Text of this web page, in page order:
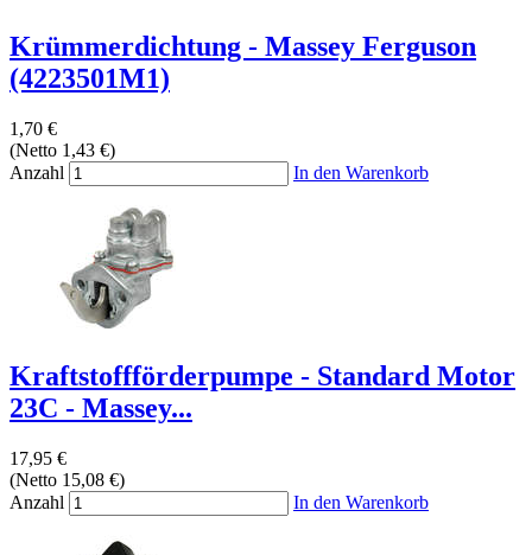
Krümmerdichtung - Massey Ferguson
(4223501M1)
1,70 €
(Netto 1,43 €)
Anzahl
In den Warenkorb
Kraftstoffförderpumpe - Standard Motor
23C - Massey...
17,95 €
(Netto 15,08 €)
Anzahl
In den Warenkorb